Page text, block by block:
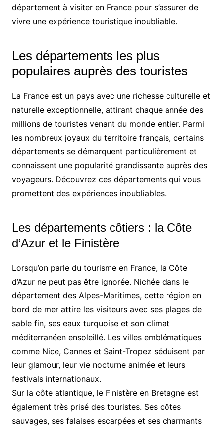
département à visiter en France pour s’assurer de
vivre une expérience touristique inoubliable.
Les départements les plus
populaires auprès des touristes
La France est un pays avec une richesse culturelle et
naturelle exceptionnelle, attirant chaque année des
millions de touristes venant du monde entier. Parmi
les nombreux joyaux du territoire français, certains
départements se démarquent particulièrement et
connaissent une popularité grandissante auprès des
voyageurs. Découvrez ces départements qui vous
promettent des expériences inoubliables.
Les départements côtiers : la Côte
d’Azur et le Finistère
Lorsqu’on parle du tourisme en France, la Côte
d’Azur ne peut pas être ignorée. Nichée dans le
département des Alpes-Maritimes, cette région en
bord de mer attire les visiteurs avec ses plages de
sable fin, ses eaux turquoise et son climat
méditerranéen ensoleillé. Les villes emblématiques
comme Nice, Cannes et Saint-Tropez séduisent par
leur glamour, leur vie nocturne animée et leurs
festivals internationaux.
Sur la côte atlantique, le Finistère en Bretagne est
également très prisé des touristes. Ses côtes
sauvages, ses falaises escarpées et ses charmants